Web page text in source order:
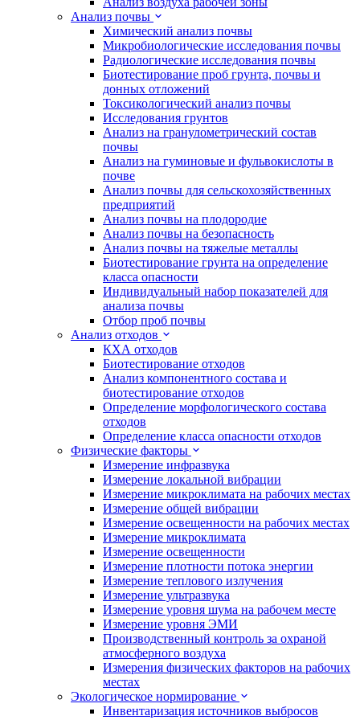
Анализ почвы
Химический анализ почвы
Микробиологические исследования почвы
Радиологические исследования почвы
Биотестирование проб грунта, почвы и
донных отложений
Токсикологический анализ почвы
Исследования грунтов
Анализ на гранулометрический состав
почвы
Анализ на гуминовые и фульвокислоты в
почве
Анализ почвы для сельскохозяйственных
предприятий
Анализ почвы на плодородие
Анализ почвы на безопасность
Анализ почвы на тяжелые металлы
Биотестирование грунта на определение
класса опасности
Индивидуальный набор показателей для
анализа почвы
Отбор проб почвы
Анализ отходов
КХА отходов
Биотестирование отходов
Анализ компонентного состава и
биотестирование отходов
Определение морфологического состава
отходов
Определение класса опасности отходов
Физические факторы
Измерение инфразвука
Измерение локальной вибрации
Измерение микроклимата на рабочих местах
Измерение общей вибрации
Измерение освещенности на рабочих местах
Измерение микроклимата
Измерение освещенности
Измерение плотности потока энергии
Измерение теплового излучения
Измерение ультразвука
Измерение уровня шума на рабочем месте
Измерение уровня ЭМИ
Производственный контроль за охраной
атмосферного воздуха
Измерения физических факторов на рабочих
местах
Экологическое нормирование
Инвентаризация источников выбросов